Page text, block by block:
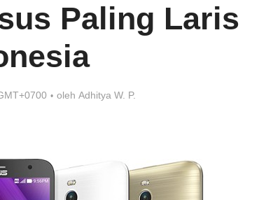
Paling Laris
oleh Adhitya W. P.